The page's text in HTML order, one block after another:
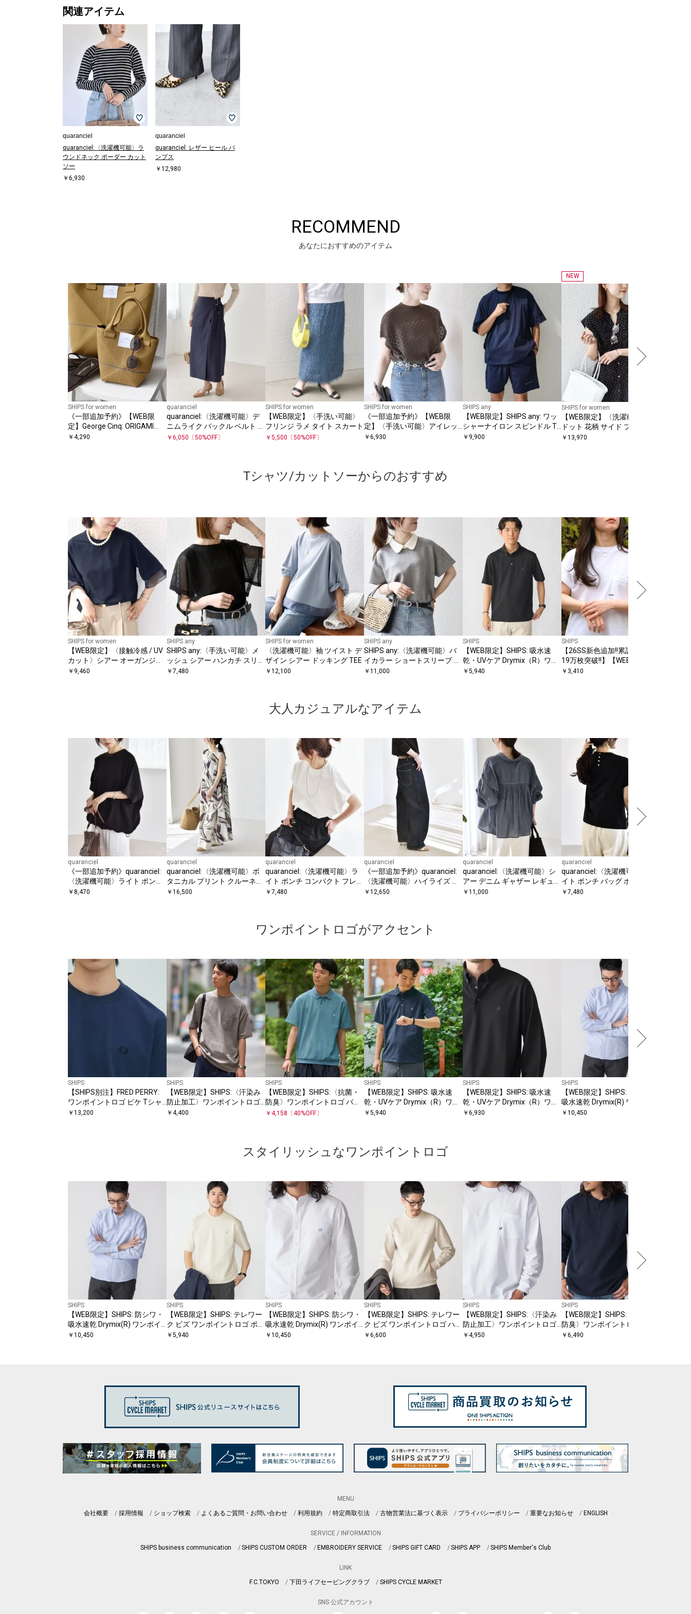
関連アイテム
quaranciel
quaranciel:〈洗濯機可能〉ラ
ウンドネック ボーダー カット
ソー
￥6,930
quaranciel
quaranciel: レザー ヒール パ
ンプス
￥12,980
RECOMMEND
あなたにおすすめのアイテム
SHIPS for women
《一部追加予約》【WEB限
定】George Cinq: ORIGAMI
BAG（S）
￥ 4,290
quaranciel
quaranciel:〈洗濯機可能〉デ
ニムライク バックル ベルト ラ
ップ スカート
￥ 6,050 〔50%OFF〕
SHIPS for women
【WEB限定】〈手洗い可能〉
フリンジ ラメ タイト スカート
￥ 5,500 〔50%OFF〕
SHIPS for women
《一部追加予約》【WEB限
定】〈手洗い可能〉アイレッ
ト クルーネック プルオーバー
￥ 6,930
SHIPS any
【WEB限定】SHIPS any: ワッ
シャーナイロン スピンドル T
シャツ＋イージーショーツ セ
￥ 9,900
NEW
SHIPS for women
【WEB限定】〈洗濯機可能〉
ドット 花柄 サイド プリーツ
フレンチスリーブ ワンピース
￥ 13,970
Tシャツ/カットソーからのおすすめ
SHIPS for women
【WEB限定】〈接触冷感 / UV
カット〉シアー オーガンジー
コンビ プルオーバー
￥ 9,460
SHIPS any
SHIPS any:〈手洗い可能〉メ
ッシュ シアー ハンカチ スリー
ブ ドッキング TEE
￥ 7,480
SHIPS for women
〈洗濯機可能〉袖 ツイスト デ
ザイン シアー ドッキング TEE
￥ 12,100
SHIPS any
SHIPS any:〈洗濯機可能〉バ
イカラー ショートスリーブ プ
ルオーバー
￥ 11,000
SHIPS
【WEB限定】SHIPS: 吸水速
乾・UVケア Drymix（R）ワン
ポイントロゴ ボタンダウン ポ
￥ 5,940
SHIPS
【26SS新色追加!!累計販売数
19万枚突破!!】【WEB限定】
SHIPS: マイクロ SHIPSロゴ ポ
￥ 3,410
大人カジュアルなアイテム
quaranciel
《一部追加予約》quaranciel:
〈洗濯機可能〉ライト ポンチ
ハーフスリーブ ドロスト ルー
￥ 8,470
quaranciel
quaranciel:〈洗濯機可能〉ボ
タニカル プリント クルーネッ
ク ギャザー ワンピース
￥ 16,500
quaranciel
quaranciel:〈洗濯機可能〉ラ
イト ポンチ コンパクト フレン
チスリーブ TEE
￥ 7,480
quaranciel
《一部追加予約》quaranciel:
〈洗濯機可能〉ハイライズ ル
ーズ ワイド デニム パンツ
￥ 12,650
quaranciel
quaranciel:〈洗濯機可能〉シ
アー デニム ギャザー レギュラ
ー シャツ
￥ 11,000
quaranciel
quaranciel:〈洗濯機可能〉ラ
イト ポンチ バッグ ボタン シ
ョートスリーブ TEE
￥ 7,480
ワンポイントロゴがアクセント
SHIPS
【SHIPS別注】FRED PERRY:
ワンポイントロゴ ピケ Tシャ
ツ 26SS
￥ 13,200
SHIPS
【WEB限定】SHIPS:〈汗染み
防止加工〉ワンポイントロゴ
ビッグシルエットヘビーウェ
￥ 4,400
SHIPS
【WEB限定】SHIPS:〈抗菌・
防臭〉ワンポイントロゴ バー
ズアイ 半袖 ポロシャツ
￥ 4,158 〔40%OFF〕
SHIPS
【WEB限定】SHIPS: 吸水速
乾・UVケア Drymix（R）ワン
ポイントロゴ レギュラーカラ
￥ 5,940
SHIPS
【WEB限定】SHIPS: 吸水速
乾・UVケア Drymix（R）ワン
ポイントロゴ ボタンダウン 長
￥ 6,930
SHIPS
【WEB限定】SHIPS: 防シワ・
吸水速乾 Drymix(R) ワンポイ
ントロゴボタンダウンシャツ
￥ 10,450
スタイリッシュなワンポイントロゴ
SHIPS
【WEB限定】SHIPS: 防シワ・
吸水速乾 Drymix(R) ワンポイ
ントロゴボタンダウンシャツ
￥ 10,450
SHIPS
【WEB限定】SHIPS: テレワー
ク ビズ ワンポイントロゴ ポン
チ Tシャツ
￥ 5,940
SHIPS
【WEB限定】SHIPS: 防シワ・
吸水速乾 Drymix(R) ワンポイ
ントロゴバンドカラーシャツ
￥ 10,450
SHIPS
【WEB限定】SHIPS: テレワー
ク ビズ ワンポイントロゴ ハイ
ゲージ ダブルニット スウェッ
￥ 6,600
SHIPS
【WEB限定】SHIPS:〈汗染み
防止加工〉ワンポイントロゴ
ビッグシルエットヘビーウェ
￥ 4,950
SHIPS
【WEB限定】SHIPS:〈抗菌・
防臭〉ワンポイントロゴ バー
ズアイ ヘンリーネック 長袖 T
￥ 6,490
MENU
会社概要
採用情報 ショップ検索 よくあるご質問・お問い合わせ 利用規約 特定商取引法 古物営業法に基づく表示 プライバシーポリシー 重要なお知らせ ENGLISH
SERVICE / INFORMATION
SHIPS business communication
SHIPS CUSTOM ORDER EMBROIDERY SERVICE SHIPS GIFT CARD SHIPS APP SHIPS Member's Club
LINK
F.C.TOKYO
下田ライフセービングクラブ SHIPS CYCLE MARKET
SNS 公式アカウント